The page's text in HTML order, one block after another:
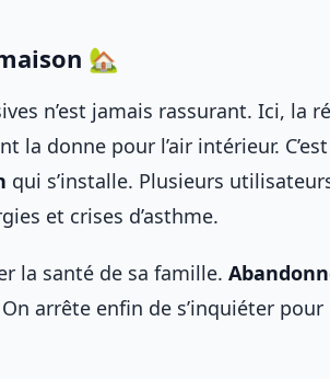
🏡
n’est jamais rassurant. Ici, la
donne pour l’air intérieur.
qui s’installe. Plusieurs
et crises d’asthme.
la santé de sa famille.
arrête enfin de s’inquiéter pour